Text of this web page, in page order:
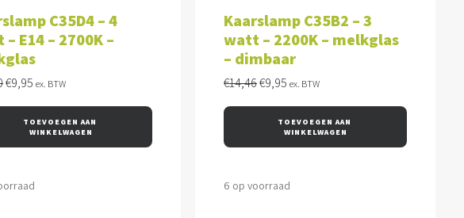
C35D4 – 4
E14 – 2700K –
Oorspronkelijke
€18,50.
€9,95Huidige
€9,95.
ex. BTW
TOEVOEGEN AAN
WINKELWAGEN
Kaarslamp C35B2 – 3
watt – 2200K – melkglas
– dimbaar
€14,46Oorspronkelijke
€14,46.
€9,95Huidige
€9,95.
ex. BTW
TOEVOEGEN AAN
WINKELWAGEN
6 op voorraad